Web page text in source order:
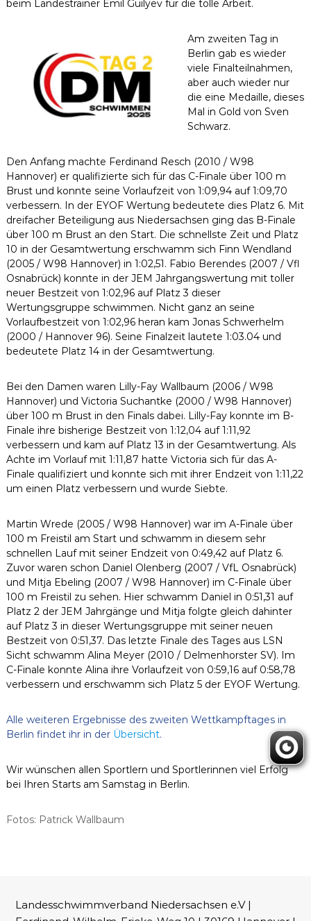
beim Landestrainer Emil Guilyev für die tolle Arbeit.
Am zweiten Tag in
Berlin gab es wieder
viele Finalteilnahmen,
aber auch wieder nur
die eine Medaille, dieses
Mal in Gold von Sven
Schwarz.
Den Anfang machte Ferdinand Resch (2010 / W98
Hannover) er qualifizierte sich für das C-Finale über 100 m
Brust und konnte seine Vorlaufzeit von 1:09,94 auf 1:09,70
verbessern. In der EYOF Wertung bedeutete dies Platz 6. Mit
dreifacher Beteiligung aus Niedersachsen ging das B-Finale
über 100 m Brust an den Start. Die schnellste Zeit und Platz
10 in der Gesamtwertung erschwamm sich Finn Wendland
(2005 / W98 Hannover) in 1:02,51. Fabio Berendes (2007 / Vfl
Osnabrück) konnte in der JEM Jahrgangswertung mit toller
neuer Bestzeit von 1:02,96 auf Platz 3 dieser
Wertungsgruppe schwimmen. Nicht ganz an seine
Vorlaufbestzeit von 1:02,96 heran kam Jonas Schwerhelm
(2000 / Hannover 96). Seine Finalzeit lautete 1:03.04 und
bedeutete Platz 14 in der Gesamtwertung.
Bei den Damen waren Lilly-Fay Wallbaum (2006 / W98
Hannover) und Victoria Suchantke (2000 / W98 Hannover)
über 100 m Brust in den Finals dabei. Lilly-Fay konnte im B-
Finale ihre bisherige Bestzeit von 1:12,04 auf 1:11,92
verbessern und kam auf Platz 13 in der Gesamtwertung. Als
Achte im Vorlauf mit 1:11,87 hatte Victoria sich für das A-
Finale qualifiziert und konnte sich mit ihrer Endzeit von 1:11,22
um einen Platz verbessern und wurde Siebte.
Martin Wrede (2005 / W98 Hannover) war im A-Finale über
100 m Freistil am Start und schwamm in diesem sehr
schnellen Lauf mit seiner Endzeit von 0:49,42 auf Platz 6.
Zuvor waren schon Daniel Olenberg (2007 / VfL Osnabrück)
und Mitja Ebeling (2007 / W98 Hannover) im C-Finale über
100 m Freistil zu sehen. Hier schwamm Daniel in 0:51,31 auf
Platz 2 der JEM Jahrgänge und Mitja folgte gleich dahinter
auf Platz 3 in dieser Wertungsgruppe mit seiner neuen
Bestzeit von 0:51,37. Das letzte Finale des Tages aus LSN
Sicht schwamm Alina Meyer (2010 / Delmenhorster SV). Im
C-Finale konnte Alina ihre Vorlaufzeit von 0:59,16 auf 0:58,78
verbessern und erschwamm sich Platz 5 der EYOF Wertung.
Alle weiteren Ergebnisse des zweiten Wettkampftages in
Berlin findet ihr in der Übersicht.
Wir wünschen allen Sportlern und Sportlerinnen viel Erfolg
bei Ihren Starts am Samstag in Berlin.
Fotos: Patrick Wallbaum
Landesschwimmverband Niedersachsen e.V |